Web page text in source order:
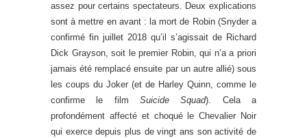
assez pour certains spectateurs. Deux explications
sont à mettre en avant : la mort de Robin (Snyder a
confirmé fin juillet 2018 qu’il s’agissait de Richard
Dick Grayson, soit le premier Robin, qui n’a a priori
jamais été remplacé ensuite par un autre allié) sous
les coups du Joker (et de Harley Quinn, comme le
confirme le film Suicide Squad). Cela a
profondément affecté et choqué le Chevalier Noir
qui exerce depuis plus de vingt ans son activité de